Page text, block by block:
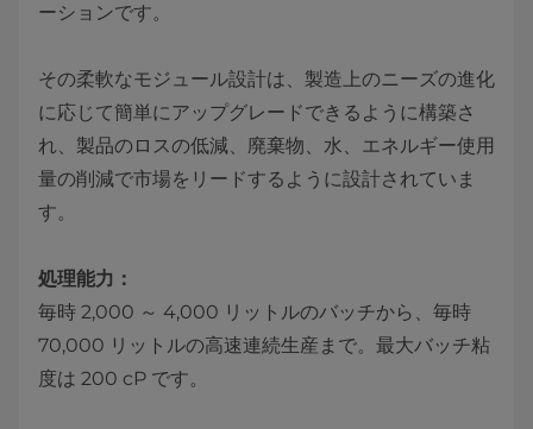
ーションです。
その柔軟なモジュール設計は、製造上のニーズの進化
に応じて簡単にアップグレードできるように構築さ
れ、製品のロスの低減、廃棄物、水、エネルギー使用
量の削減で市場をリードするように設計されていま
す。
処理能力：
毎時 2,000 ～ 4,000 リットルのバッチから、毎時
70,000 リットルの高速連続生産まで。最大バッチ粘
度は 200 cP です。